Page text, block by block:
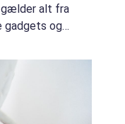
gælder alt fra
gadgets og